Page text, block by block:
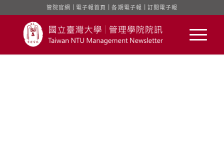
管院官網 電子報首頁 ｜各期電子報 訂閱電子報